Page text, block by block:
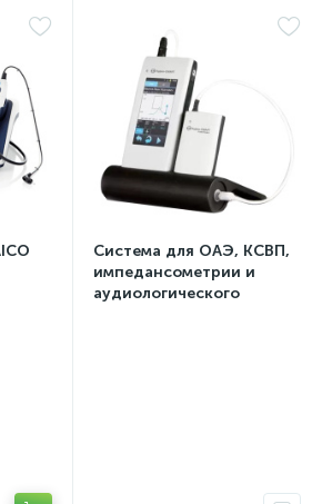
Система для ОАЭ, КСВП,
импедансометрии и
аудиологического